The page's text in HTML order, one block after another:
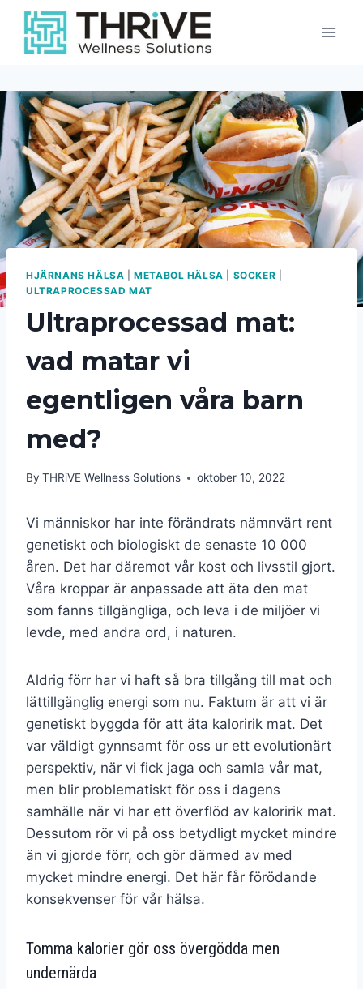
Skip
content
HJÄRNANS HÄLSA |METABOL HÄLSA SOCKER
ULTRAPROCESSAD MAT
Ultraprocessad mat:
vad matar vi
egentligen våra barn
med?
By THRiVE Wellness Solutions oktober 10, 2022
Vi människor har inte förändrats nämnvärt rent
genetiskt och biologiskt de senaste 10 000
åren. Det har däremot vår kost och livsstil gjort.
Våra kroppar är anpassade att äta den mat
som fanns tillgängliga, och leva i de miljöer vi
levde, med andra ord, i naturen.
Aldrig förr har vi haft så bra tillgång till mat och
lättillgänglig energi som nu. Faktum är att vi är
genetiskt byggda för att äta kaloririk mat. Det
var väldigt gynnsamt för oss ur ett evolutionärt
perspektiv, när vi fick jaga och samla vår mat,
men blir problematiskt för oss i dagens
samhälle när vi har ett överflöd av kaloririk mat.
Dessutom rör vi på oss betydligt mycket mindre
än vi gjorde förr, och gör därmed av med
mycket mindre energi. Det här får förödande
konsekvenser för vår hälsa.
Tomma kalorier gör oss övergödda men
undernärda